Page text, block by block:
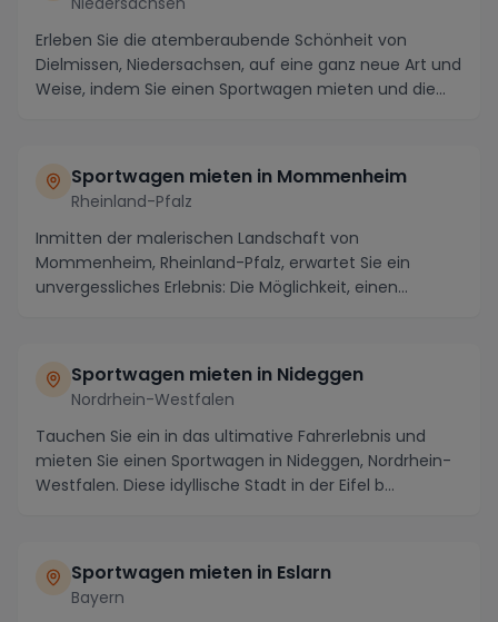
Erleben Sie die atemberaubende Schönheit von
Dielmissen, Niedersachsen, auf eine ganz neue Art und
Weise, indem Sie einen Sportwagen mieten und die
Sportwagen mieten in Mommenheim
Rheinland-Pfalz
Inmitten der malerischen Landschaft von
Mommenheim, Rheinland-Pfalz, erwartet Sie ein
unvergessliches Erlebnis: Die Möglichkeit, einen
Sportwagen mieten in Nideggen
Nordrhein-Westfalen
Tauchen Sie ein in das ultimative Fahrerlebnis und
mieten Sie einen Sportwagen in Nideggen, Nordrhein-
Westfalen. Diese idyllische Stadt in der Eifel b...
Sportwagen mieten in Eslarn
Bayern